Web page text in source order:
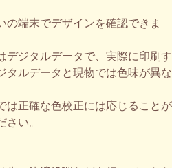
の端末でデザインを確認できま
デジタルデータで、実際に印刷す
タルデータと現物では色味が異な
は正確な色校正には応じることが
い。